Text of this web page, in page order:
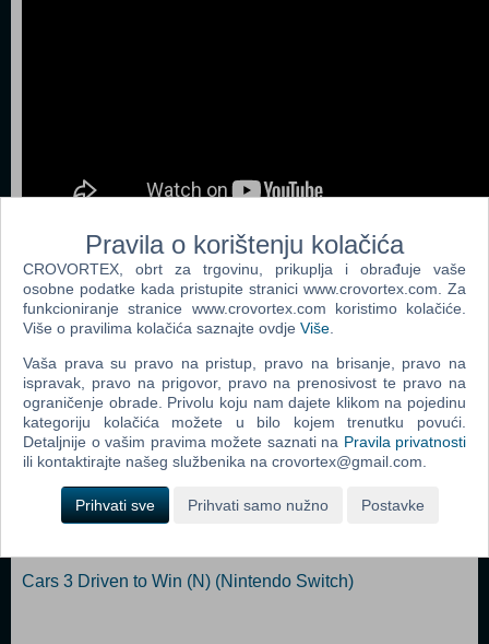
Popularno
Mario Kart 8 Deluxe (N) (Nintendo Switch)
Cars 3 Driven to Win (Code in a Box) (N) (Nintendo
Switch)
MXGP 3 - The Official Motocross Videogame (N)
(Nintendo Switch)
All-Star Fruit Racing (Code in a Box) (N) (Nintendo
Switch)
Cars 3 Driven to Win (N) (Nintendo Switch)
Pravila o korištenju kolačića
CROVORTEX, obrt za trgovinu, prikuplja i obrađuje vaše
osobne podatke kada pristupite stranici www.crovortex.com. Za
funkcioniranje stranice www.crovortex.com koristimo kolačiće.
Više o pravilima kolačića saznajte ovdje Više
Vaša prava su pravo na pristup, pravo na brisanje, pravo na
ispravak, pravo na prigovor, pravo na prenosivost te pravo na
ograničenje obrade. Privolu koju nam dajete klikom na pojedinu
kategoriju kolačića možete u bilo kojem trenutku povući.
Detaljnije o vašim pravima možete saznati na Pravila privatnosti
ili kontaktirajte našeg službenika na crovortex@gmail.com.
Prihvati sve Prihvati samo nužno Postavke